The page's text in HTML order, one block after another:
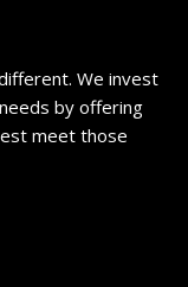
We invest
by offering
meet those